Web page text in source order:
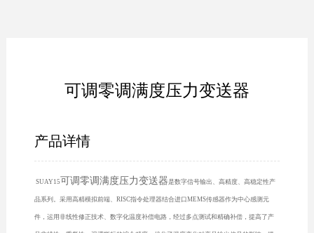
可调零调满度压力变送器
产品详情
SUAY15可调零调满度压力变送器是数字信号输出、高精度、高稳定性产
品系列。采用高精模拟前端、RISC指令处理器结合进口MEMS传感器作为中心感测元
件，运用非线性修正技术、数字化温度补偿电路，经过多点测试和精确补偿，提高了产